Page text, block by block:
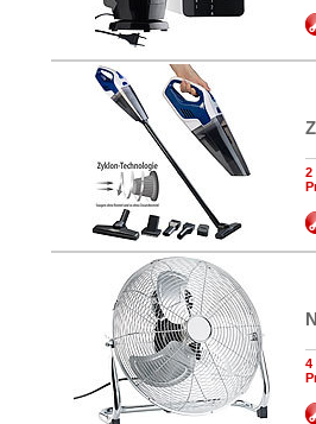
2
4